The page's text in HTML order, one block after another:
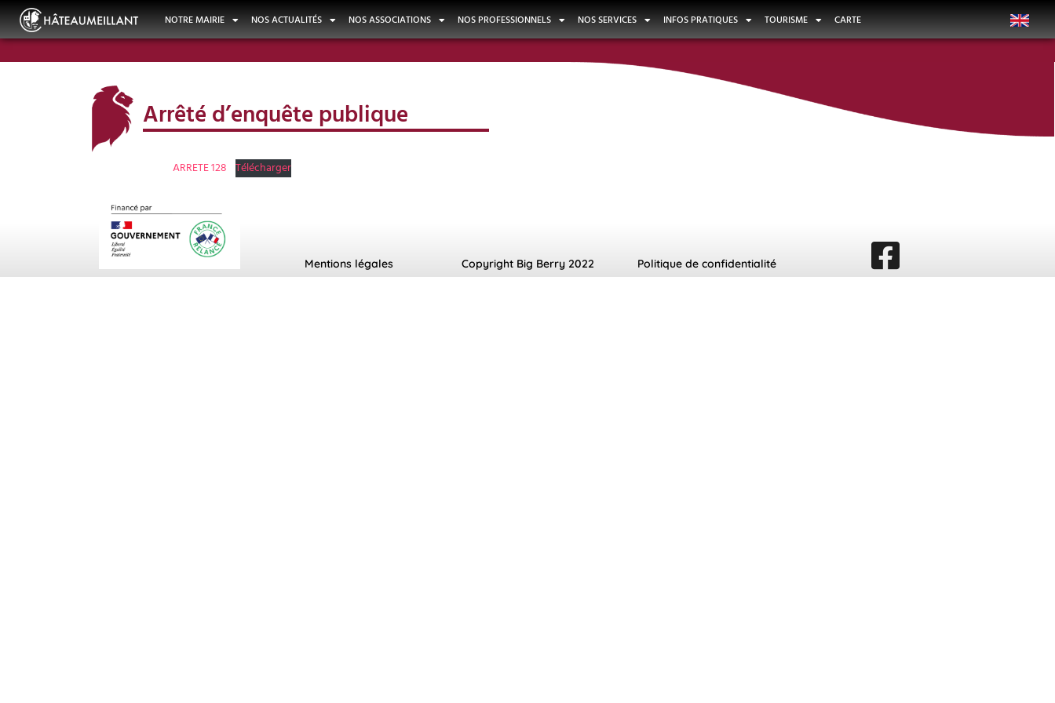
NOTRE MAIRIE NOS ACTUALITÉS NOS ASSOCIATIONS NOS PROFESSIONNELS NOS SERVICES INFOS PRATIQUES TOURISME CARTE
Arrêté d’enquête publique
ARRETE 128 Télécharger
Mentions légales Copyright Big Berry 2022 Politique de confidentialité